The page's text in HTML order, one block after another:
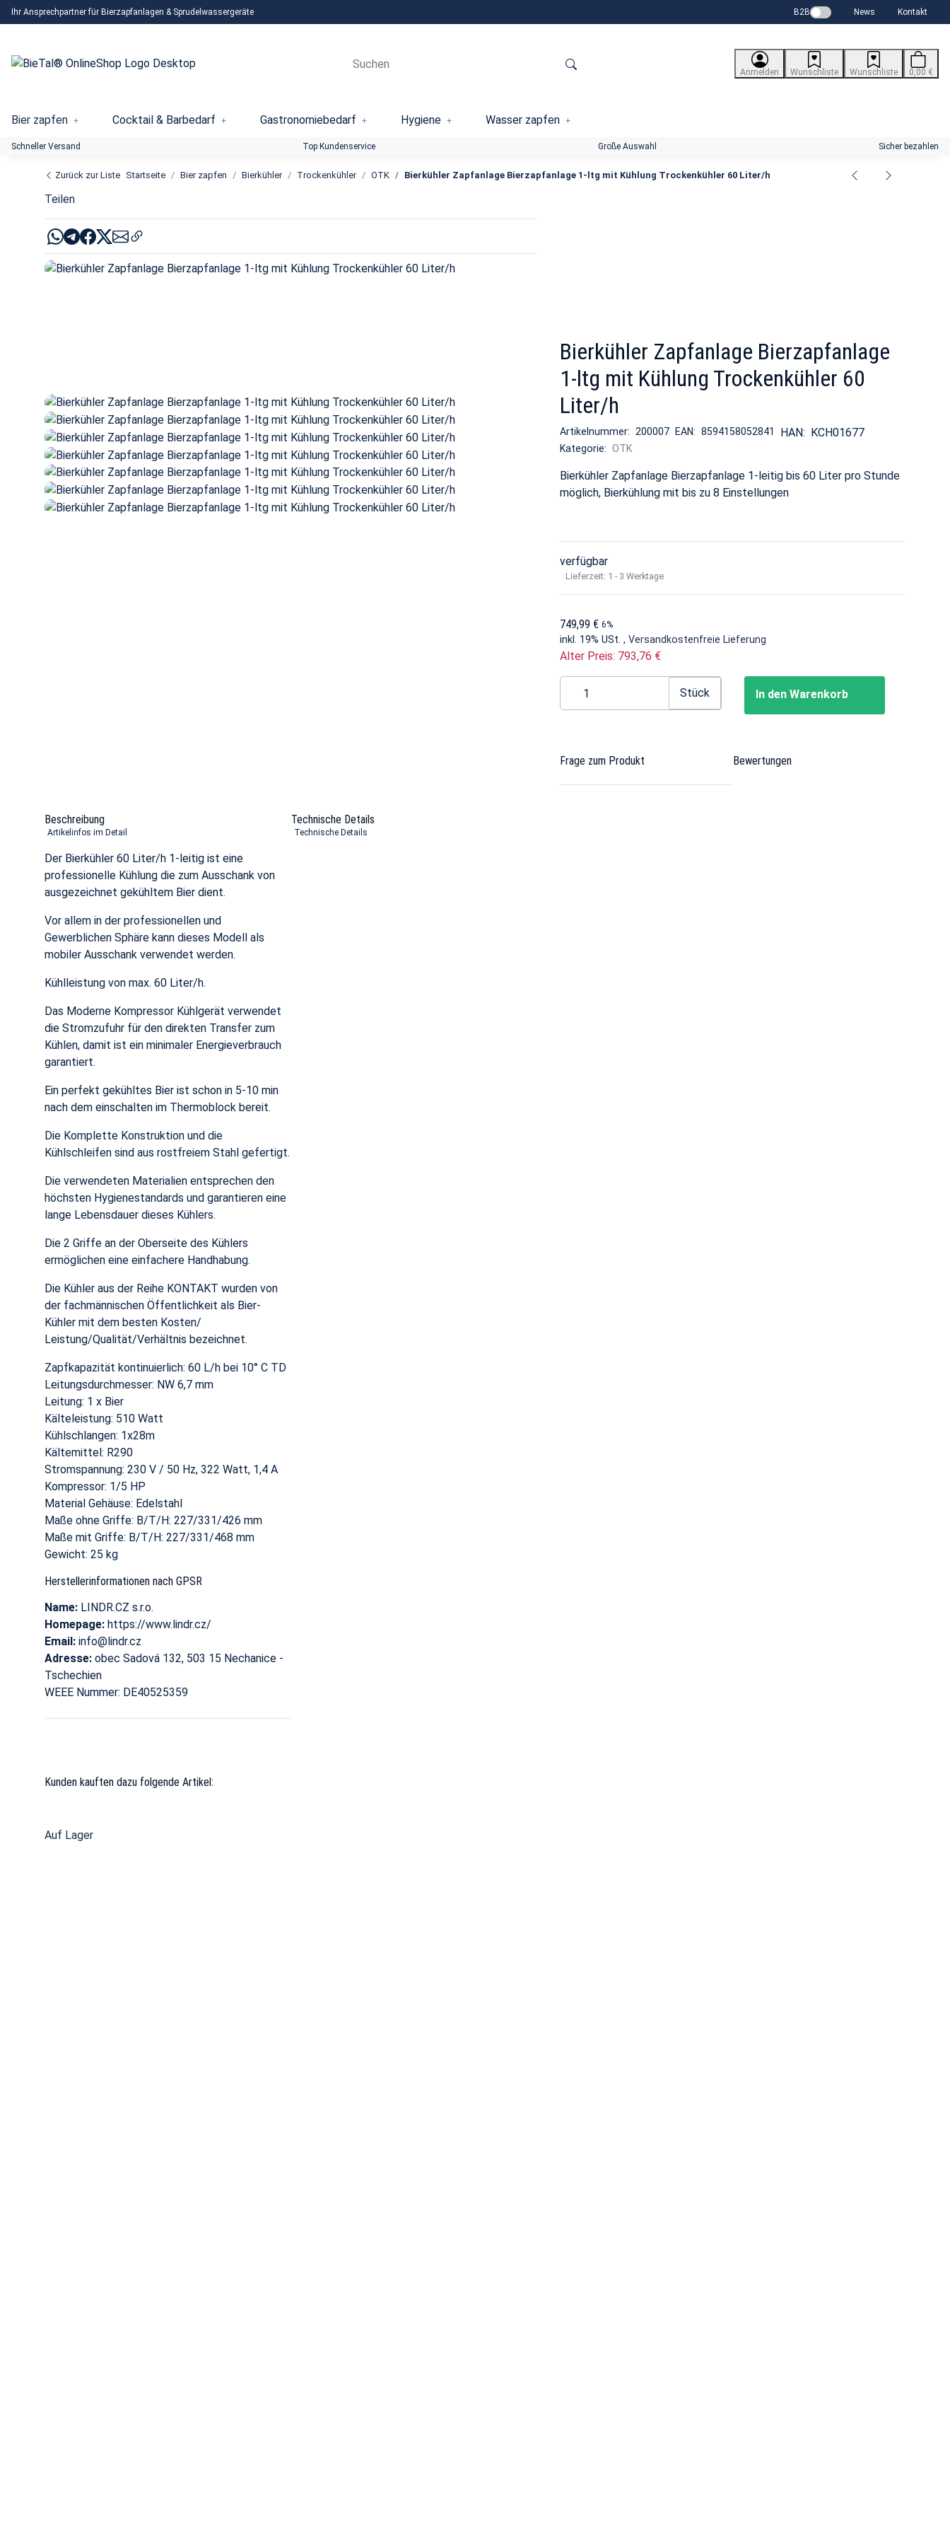
Ihr Ansprechpartner für Bierzapfanlagen & Sprudelwassergeräte B2B News Kontakt
Anmelden Wunschliste Wunschliste 0,00 €
Bier zapfen Cocktail & Barbedarf Gastronomiebedarf Hygiene Wasser zapfen
Schneller Versand Top Kundenservice Große Auswahl Sicher bezahlen
Zurück zur Liste Startseite Bier zapfen Bierkühler Trockenkühler OTK Bierkühler Zapfanlage Bierzapfanlage 1-ltg mit Kühlung Trockenkühler 60 Liter/h
Bierkühler Zapfanlage Bierzapfanlage
1-ltg mit Kühlung Trockenkühler 60
Liter/h
Artikelnummer:200007 EAN:8594158052841 HAN: KCH01677
Kategorie:OTK
Bierkühler Zapfanlage Bierzapfanlage 1-leitig bis 60 Liter pro Stunde
möglich, Bierkühlung mit bis zu 8 Einstellungen
verfügbar
Lieferzeit: 1 - 3 Werktage
749,99 € 6%
inkl. 19% USt. ,Versandkostenfreie Lieferung
Alter Preis: 793,76 €
Stück In den Warenkorb
Frage zum Produkt Bewertungen
Teilen
Beschreibung
Artikelinfos im Detail
Der Bierkühler 60 Liter/h 1-leitig ist eine
professionelle Kühlung die zum Ausschank von
ausgezeichnet gekühltem Bier dient.
Vor allem in der professionellen und
Gewerblichen Sphäre kann dieses Modell als
mobiler Ausschank verwendet werden.
Kühlleistung von max. 60 Liter/h.
Das Moderne Kompressor Kühlgerät verwendet
die Stromzufuhr für den direkten Transfer zum
Kühlen, damit ist ein minimaler Energieverbrauch
garantiert.
Ein perfekt gekühltes Bier ist schon in 5-10 min
nach dem einschalten im Thermoblock bereit.
Die Komplette Konstruktion und die
Kühlschleifen sind aus rostfreiem Stahl gefertigt.
Die verwendeten Materialien entsprechen den
höchsten Hygienestandards und garantieren eine
lange Lebensdauer dieses Kühlers.
Die 2 Griffe an der Oberseite des Kühlers
ermöglichen eine einfachere Handhabung.
Die Kühler aus der Reihe KONTAKT wurden von
der fachmännischen Öffentlichkeit als Bier-
Kühler mit dem besten Kosten/
Leistung/Qualität/Verhältnis bezeichnet.
Zapfkapazität kontinuierlich: 60 L/h bei 10° C TD
Leitungsdurchmesser: NW 6,7 mm
Leitung: 1 x Bier
Kälteleistung: 510 Watt
Kühlschlangen: 1x28m
Kältemittel: R290
Stromspannung: 230 V / 50 Hz, 322 Watt, 1,4 A
Kompressor: 1/5 HP
Material Gehäuse: Edelstahl
Maße ohne Griffe: B/T/H: 227/331/426 mm
Maße mit Griffe: B/T/H: 227/331/468 mm
Gewicht: 25 kg
Herstellerinformationen nach GPSR
Name: LINDR.CZ s.r.o.
Homepage: https://www.lindr.cz/
Email: info@lindr.cz
Adresse: obec Sadová 132, 503 15 Nechanice -
Tschechien
WEEE Nummer: DE40525359
Technische Details
Technische Details
Kunden kauften dazu folgende Artikel:
Auf Lager